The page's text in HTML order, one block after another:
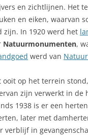
en zichtlijnen. Het
en eiken, waarvan
zijn. In 1920 werd het
Natuurmonumenten,
werd van
ooit op het terrein
zijn verwerkt in de
1938 is er een
later met
verblijf in